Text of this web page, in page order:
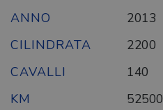
ANNO
2013
CILINDRATA
2200
CAVALLI
140
KM
52500